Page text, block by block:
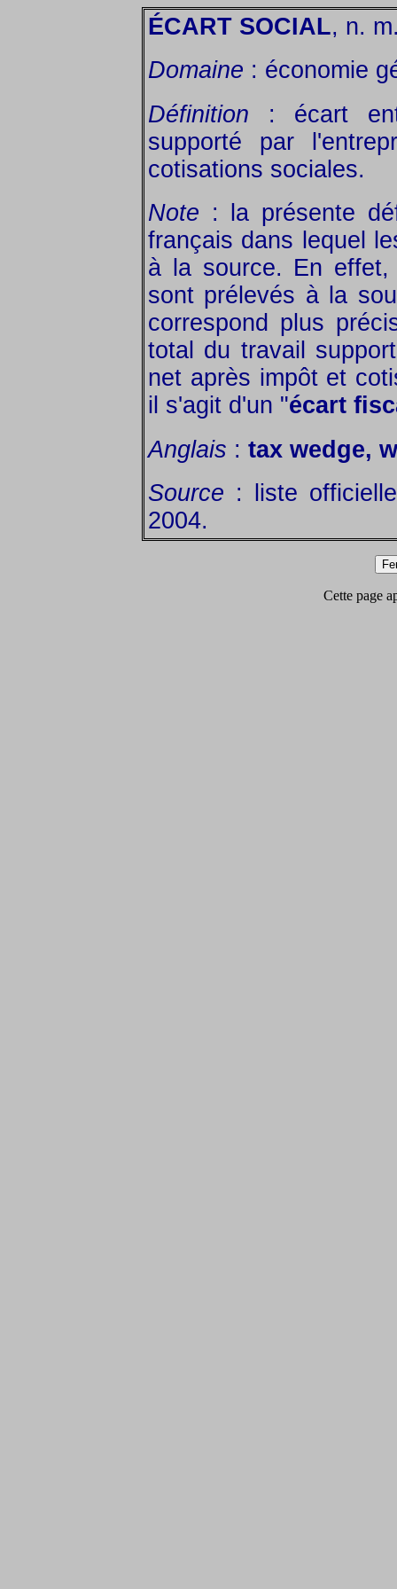
ÉCART SOCIAL, n.
Domaine : économie
Définition : écart
supporté par
cotisations sociales.
Note : la présente
français dans lequel
à la source. En
sont prélevés à la
correspond plus
total du travail
net après impôt et
il s'agit d'un "écart
Anglais : tax wedge,
Source : liste
2004.
Cette page